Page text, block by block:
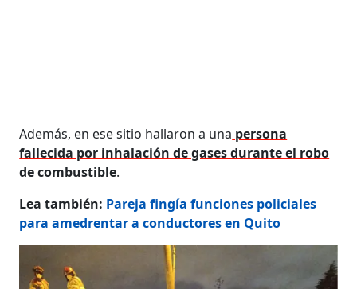
Además, en ese sitio hallaron a una persona
fallecida por inhalación de gases durante el robo
de combustible.
Lea también: Pareja fingía funciones policiales
para amedrentar a conductores en Quito